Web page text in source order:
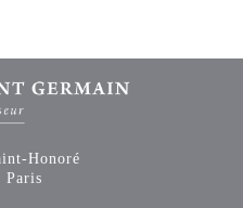
Honoré
Paris